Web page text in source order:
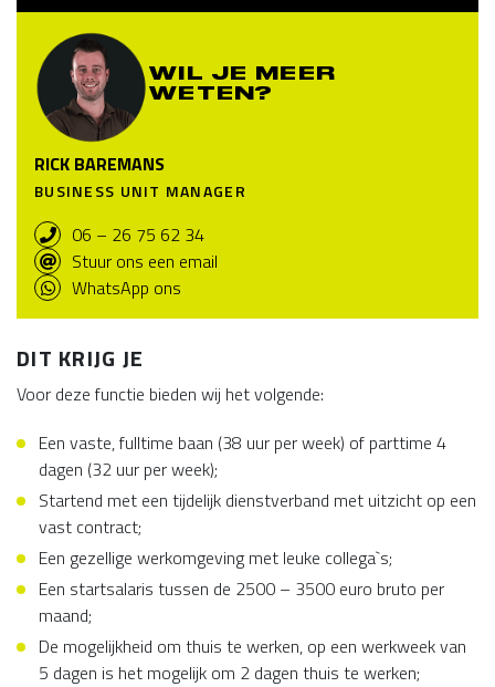
WIL JE MEER
WETEN?
RICK BAREMANS
BUSINESS UNIT MANAGER
06 – 26 75 62 34
Stuur ons een email
WhatsApp ons
DIT KRIJG JE
Voor deze functie bieden wij het volgende:
Een vaste, fulltime baan (38 uur per week) of parttime 4
dagen (32 uur per week);
Startend met een tijdelijk dienstverband met uitzicht op een
vast contract;
Een gezellige werkomgeving met leuke collega`s;
Een startsalaris tussen de 2500 – 3500 euro bruto per
maand;
De mogelijkheid om thuis te werken, op een werkweek van
5 dagen is het mogelijk om 2 dagen thuis te werken;